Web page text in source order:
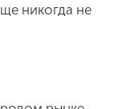
никогда не